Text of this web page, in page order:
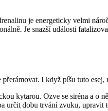
je energeticky velmi
Je snazší události
I když píšu tuto esej,
kytarou. Ozve se siréna a o
dobu trvání zvuku, upravit